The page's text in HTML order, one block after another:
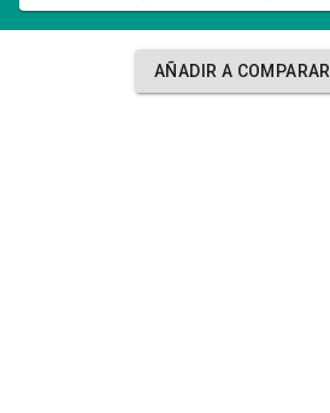
AÑADIR A COMPARAR